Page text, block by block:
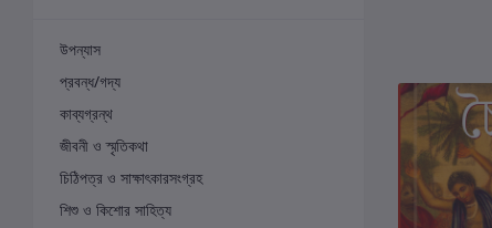
উপন্যাস
প্রবন্ধ/গদ্য
কাব্যগ্রন্থ
জীবনী ও স্মৃতিকথা
চিঠিপত্র ও সাক্ষাৎকারসংগ্রহ
শিশু ও কিশোর সাহিত্য